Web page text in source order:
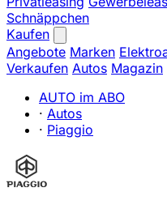
Schnäppchen
Kaufen
Angebote Marken
Verkaufen Autos Magazin
AUTO im ABO
· Autos
· Piaggio